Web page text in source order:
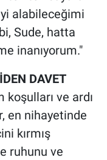
alabileceğimi
Sude, hatta
inanıyorum."
DAVET
ve ardı
en nihayetinde
kırmış
ruhunu ve